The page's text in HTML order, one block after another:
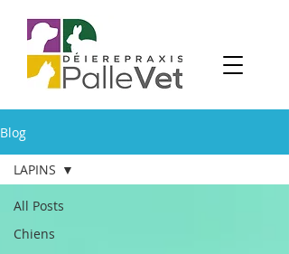
Blog
All Posts
Chiens
LAPINS